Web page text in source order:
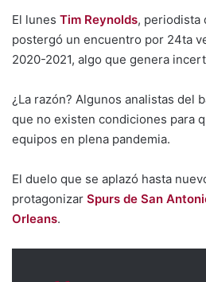
El lunes Tim Reynolds, periodista
postergó un encuentro por 24ta
2020-2021, algo que genera
¿La razón? Algunos analistas del
que no existen condiciones para
equipos en plena pandemia.
El duelo que se aplazó hasta
protagonizar Spurs de San
Orleans.